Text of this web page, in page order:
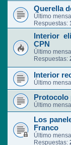
Querella
Último
Respuestas:
Interior
CPN
Último
Respuestas:
Interior
Último
Protocolo
Último
Los
Franco
Último
Respuestas: